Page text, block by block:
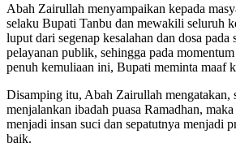
Abah Zairullah menyampaikan kepada
selaku Bupati Tanbu dan mewakili seluruh
luput dari segenap kesalahan dan dosa pada
pelayanan publik, sehingga pada
penuh kemuliaan ini, Bupati meminta maaf
Disamping itu, Abah Zairullah mengatakan,
menjalankan ibadah puasa Ramadhan,
menjadi insan suci dan sepatutnya menjadi
baik.